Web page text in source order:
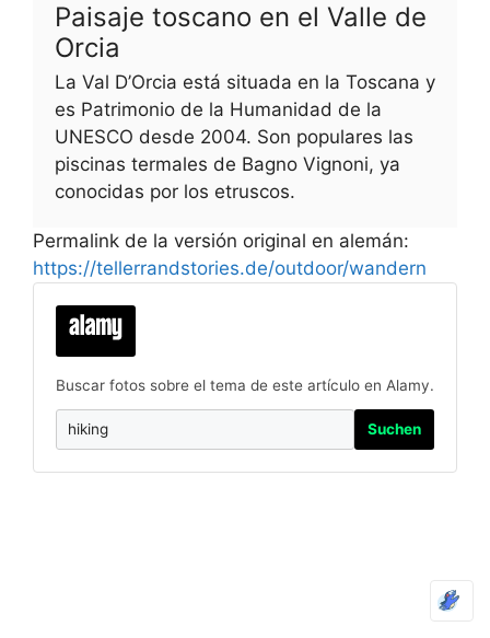
Paisaje toscano en el Valle de
Orcia
La Val D’Orcia está situada en la Toscana y
es Patrimonio de la Humanidad de la
UNESCO desde 2004. Son populares las
piscinas termales de Bagno Vignoni, ya
conocidas por los etruscos.
Permalink de la versión original en alemán:
https://tellerrandstories.de/outdoor/wandern
Buscar fotos sobre el tema de este artículo en Alamy.
Suchen